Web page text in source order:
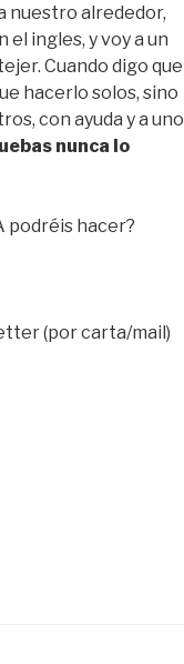
nuestro alrededor,
ingles, y voy a un
Cuando digo que
hacerlo solos, sino
con ayuda y a uno
nunca lo
podréis hacer?
(por carta/mail)